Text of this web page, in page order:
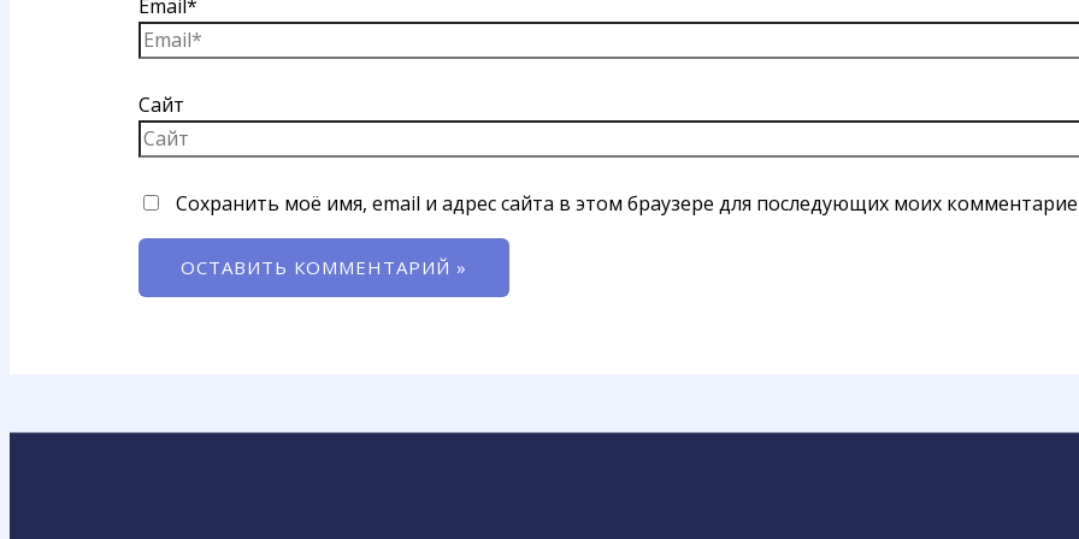
Email*
Сайт
Сохранить моё имя, email и адрес сайта в этом браузере для последующих моих